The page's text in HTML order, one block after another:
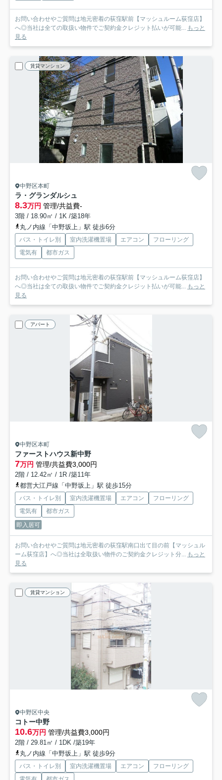
お問い合わせやご質問は地元密着の荻窪駅前【マッシュルーム荻窪店】
へ◎当社は全ての取扱い物件でご契約金クレジット払いが可能... もっと
見る
賃貸マンション
中野区本町
ラ・グランダルシュ
8.3万円 管理/共益費-
3階 / 18.90㎡ / 1K /築18年
丸ノ内線「中野坂上」駅 徒歩6分
バス・トイレ別 室内洗濯機置場 エアコン
フローリング
電気有
都市ガス
お問い合わせやご質問は地元密着の荻窪駅前【マッシュルーム荻窪店】
へ◎当社は全ての取扱い物件でご契約金クレジット払いが可能... もっと
見る
アパート
中野区本町
ファーストハウス新中野
7万円 管理/共益費3,000円
2階 / 12.42㎡ / 1R /築11年
都営大江戸線「中野坂上」駅 徒歩15分
バス・トイレ別 室内洗濯機置場 エアコン
フローリング
電気有
都市ガス
即入居可
お問い合わせやご質問は地元密着の荻窪駅南口出て目の前【マッシュル
ーム荻窪店】へ◎当社は全取扱い物件のご契約金クレジット分... もっと
見る
賃貸マンション
中野区中央
コトー中野
10.6万円 管理/共益費3,000円
2階 / 29.81㎡ / 1DK /築19年
丸ノ内線「中野坂上」駅 徒歩9分
バス・トイレ別 室内洗濯機置場 エアコン
フローリング